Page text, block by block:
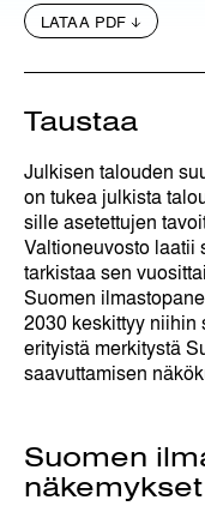
LATAA PDF
Taustaa
Julkisen talouden
on tukea julkista
sille asetettujen
Valtioneuvosto laatii
tarkistaa sen
Suomen
2030 keskittyy niihin
erityistä merkitystä
saavuttamisen
Suomen
näkemykset